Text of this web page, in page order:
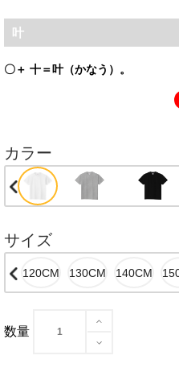
叶
〇＋ 十＝叶（かなう）。
カラー
サイズ
数量